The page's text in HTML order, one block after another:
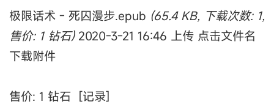
极限话术 - 死囚漫步.epub (65.4 KB, 下载次数: 1,
售价: 1 钻石) 2020-3-21 16:46 上传 点击文件名
下载附件
售价: 1 钻石 [记录]